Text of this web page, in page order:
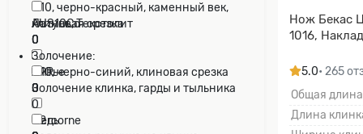
AUS10Co
0
CPR
0
D2
G10, черно-красный, каменный век,
клиновая срезка
0
G10, черно-синий, клиновая срезка
0
Mercorne
Латунь, Текстолит
0
Литье
0
Медь
Золочение:
Золочение клинка, гарды и тыльника
0
Нож Бекас
1016,
5.0• 265
Общая
Длина